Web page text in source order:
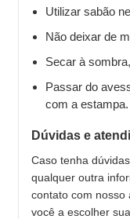
Utilizar sabão
Não deixar de
Secar à
Passar do
com a estampa.
Dúvidas e
Caso tenha
qualquer outra
contato com nosso
você a escolher